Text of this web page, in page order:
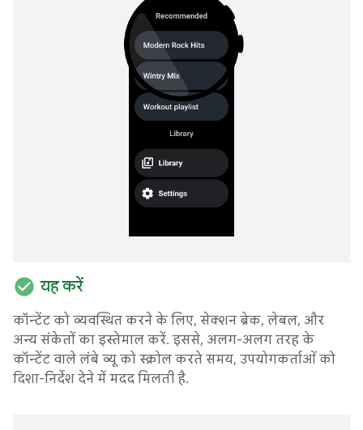
check_circle यह करें
कॉन्टेंट को व्यवस्थित करने के लिए, सेक्शन ब्रेक, लेबल, और
अन्य संकेतों का इस्तेमाल करें. इससे, अलग-अलग तरह के
कॉन्टेंट वाले लंबे व्यू को स्क्रोल करते समय, उपयोगकर्ताओं को
दिशा-निर्देश देने में मदद मिलती है.